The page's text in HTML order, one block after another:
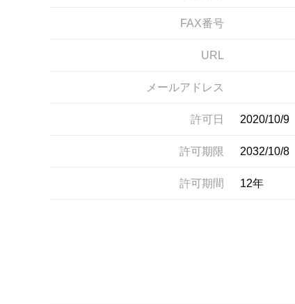
FAX番号
URL
メールアドレス
許可日 2020/10/9
許可期限 2032/10/8
許可期間 12年